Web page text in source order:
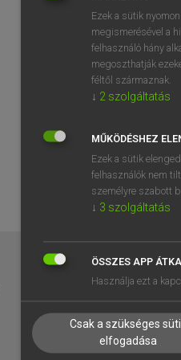
EGYÉNI FELHASZNÁLÓKNAK
TANULÓKNAK
VÁLLALATI MEGOLDÁSOK
Ezek a sütik
megismerésével a
felhasználó hány
megoszthatják
féltől származnak.
↓ 2 szolgáltatás
MŰKÖDÉSHEZ
Ezek a sütik
felhasználók nem
személyre szabott
↓ 3 szolgáltatás
ÖSSZES APP
Használja ezt a
Csak a szükséges
elfogadása